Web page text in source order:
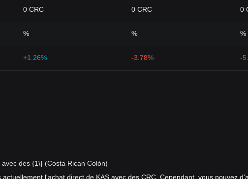
0 CRC 0 CRC 0
% % %
+1.26% -3.78% -
des {1\} (Costa Rican Colón)
actuellement l'achat direct de KAS avec des CRC. Cependant, vous pouvez